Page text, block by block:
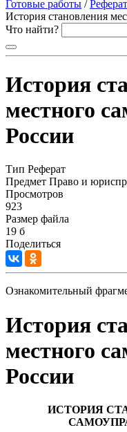
Готовые работы /
История становления
Что найти?
История
местного
России
Тип Реферат
Предмет Право и
Просмотров
923
Размер файла
19 б
Поделиться
Ознакомительный
История
местного
России
ИСТОРИЯ